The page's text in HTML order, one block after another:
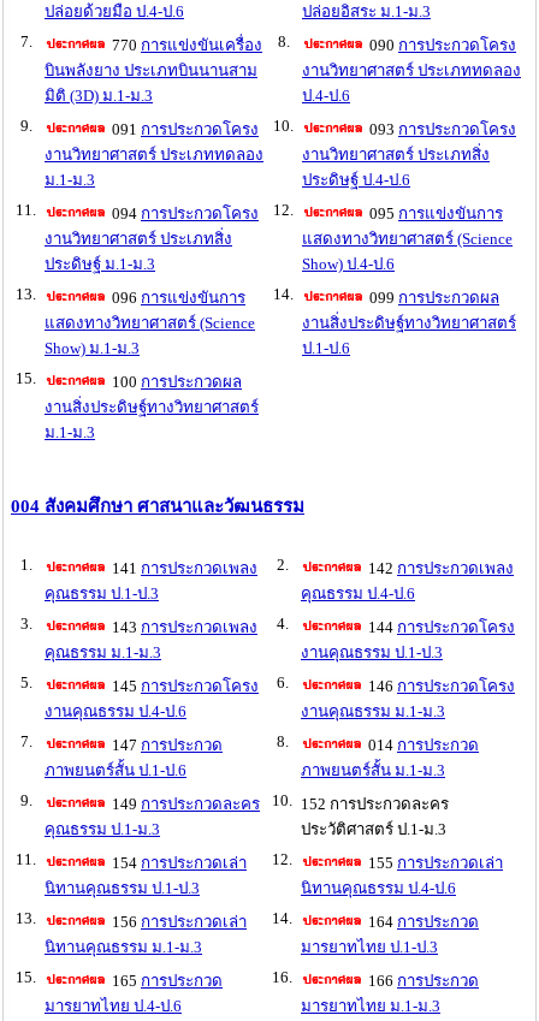
ปล่อยด้วยมือ ป.4-ป.6
ปล่อยอิสระ ม.1-ม.3
7.
770 การแข่งขันเครื่อง
บินพลังยาง ประเภทบินนานสาม
มิติ (3D) ม.1-ม.3
8. 090 การประกวดโครง
งานวิทยาศาสตร์ ประเภททดลอง
ป.4-ป.6
9.
091 การประกวดโครง
งานวิทยาศาสตร์ ประเภททดลอง
ม.1-ม.3
10. 093 การประกวดโครง
งานวิทยาศาสตร์ ประเภทสิ่ง
ประดิษฐ์ ป.4-ป.6
11.
094 การประกวดโครง
งานวิทยาศาสตร์ ประเภทสิ่ง
ประดิษฐ์ ม.1-ม.3
12. 095 การแข่งขันการ
แสดงทางวิทยาศาสตร์ (Science
Show) ป.4-ป.6
13.
096 การแข่งขันการ
แสดงทางวิทยาศาสตร์ (Science
Show) ม.1-ม.3
14. 099 การประกวดผล
งานสิ่งประดิษฐ์ทางวิทยาศาสตร์
ป.1-ป.6
15.
100 การประกวดผล
งานสิ่งประดิษฐ์ทางวิทยาศาสตร์
ม.1-ม.3
004 สังคมศึกษา ศาสนาและวัฒนธรรม
1. 141 การประกวดเพลง
คุณธรรม ป.1-ป.3
2. 142 การประกวดเพลง
คุณธรรม ป.4-ป.6
3.
143 การประกวดเพลง
คุณธรรม ม.1-ม.3
4. 144 การประกวดโครง
งานคุณธรรม ป.1-ป.3
5.
145 การประกวดโครง
งานคุณธรรม ป.4-ป.6
6. 146 การประกวดโครง
งานคุณธรรม ม.1-ม.3
7.
147 การประกวด
ภาพยนตร์สั้น ป.1-ป.6
8. 014 การประกวด
ภาพยนตร์สั้น ม.1-ม.3
9.
149 การประกวดละคร
คุณธรรม ป.1-ม.3
10. 152 การประกวดละคร
ประวัติศาสตร์ ป.1-ม.3
11.
154 การประกวดเล่า
นิทานคุณธรรม ป.1-ป.3
12. 155 การประกวดเล่า
นิทานคุณธรรม ป.4-ป.6
13.
156 การประกวดเล่า
นิทานคุณธรรม ม.1-ม.3
14. 164 การประกวด
มารยาทไทย ป.1-ป.3
15.
165 การประกวด
มารยาทไทย ป.4-ป.6
16. 166 การประกวด
มารยาทไทย ม.1-ม.3